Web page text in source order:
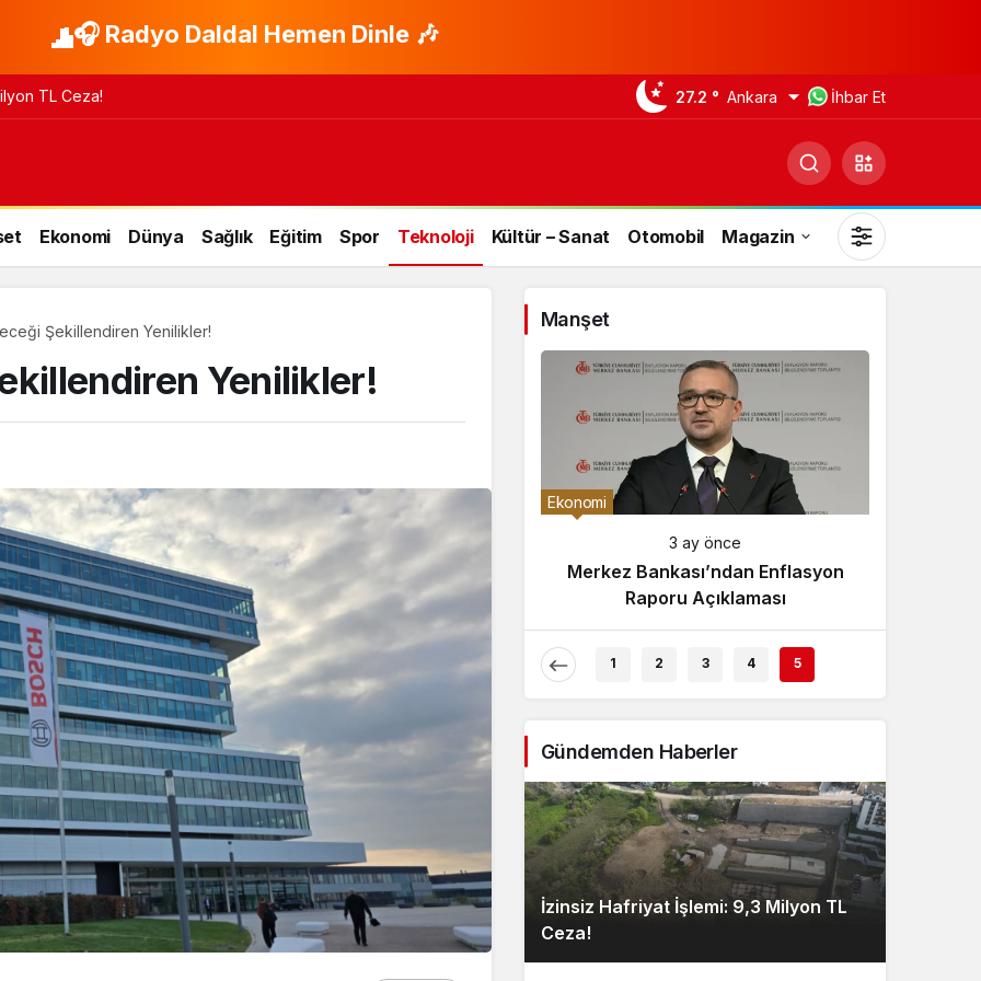
🎧 Radyo Daldal Hemen Dinle 🎶
TL Ceza! 27.2 ° Ankara İhbar Et
Ekonomi Dünya Sağlık Eğitim Spor Teknoloji Kültür – Sanat Otomobil Magazin
Gündüz Modu
Gündüz modunu seçin.
Gece Modu
Gece modunu seçin.
Sistem Modu
Sistem modunu seçin.
Şekillendiren Yenilikler!
Yenilikler!
Manşet
Tartışması
3 ay önce
Çaykur Rizespor, Beşiktaş’ı
Ağırlıyor!
Ekonomi
3 ay önce
Merkez Bankası’ndan Enflasyon
Raporu Açıklaması
1 2 3 4 5
Gündemden Haberler
İzinsiz Hafriyat İşlemi: 9,3 Milyon TL
Ceza!